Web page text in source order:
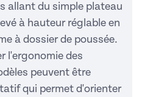
allant du simple plateau
à hauteur réglable en
à dossier de poussée.
l'ergonomie des
peuvent être
qui permet d'orienter